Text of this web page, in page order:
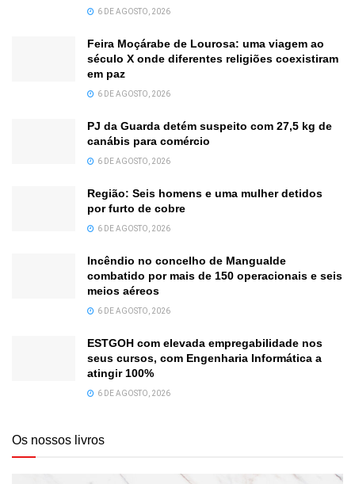
6 DE AGOSTO, 2026
Feira Moçárabe de Lourosa: uma viagem ao
século X onde diferentes religiões coexistiram
em paz
6 DE AGOSTO, 2026
PJ da Guarda detém suspeito com 27,5 kg de
canábis para comércio
6 DE AGOSTO, 2026
Região: Seis homens e uma mulher detidos
por furto de cobre
6 DE AGOSTO, 2026
Incêndio no concelho de Mangualde
combatido por mais de 150 operacionais e seis
meios aéreos
6 DE AGOSTO, 2026
ESTGOH com elevada empregabilidade nos
seus cursos, com Engenharia Informática a
atingir 100%
6 DE AGOSTO, 2026
Os nossos livros